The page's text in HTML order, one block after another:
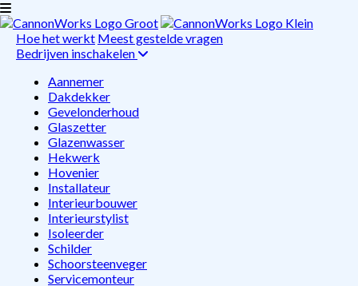
Hoe het werkt Meest gestelde vragen
Bedrijven inschakelen
Aannemer
Dakdekker
Gevelonderhoud
Glaszetter
Glazenwasser
Hekwerk
Hovenier
Installateur
Interieurbouwer
Interieurstylist
Isoleerder
Schilder
Schoorsteenveger
Servicemonteur